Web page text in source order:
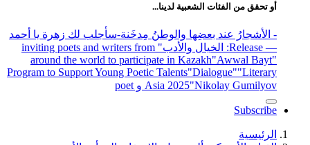
أو تحقق من الفئات الشعبية لدينا...
- الأشجارُ عند بعضِها والوطنُ مِدخَنة-سأجلب لك زهرة يا أحمد
— Release
: الخيال والأدب
" inviting poets and writers from
around the world to participate in Kazakh"Awwal Bayt"
Program to Support Young Poetic Talents"Dialogue""Literary
Asia 2025"Nikolay Gumilyov و poet
Subscribe
الرئيسية